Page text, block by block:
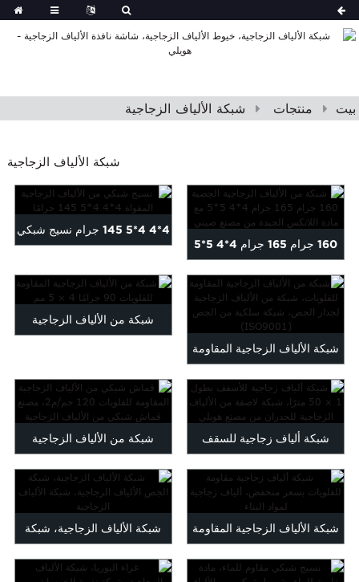
بيت منتجات شبكة الألياف الزجاجية
شبكة الألياف الزجاجية
160 جرام 165 جرام 4*4 5*5
شبكة من الألياف الزجاجية
الجصية مع ...
4*4 4*5 145 جرام نسيج شبكي
شبكة الألياف الزجاجية المقاومة
للقلويات
شبكة من الألياف الزجاجية
5 مم
شبكة ألياف زجاجية للسقف
1X50م، عصا ألياف زجاجية...
شبكة من الألياف الزجاجية
المقاومة للقلويات 120 جرام/م2
شبكة الألياف الزجاجية المقاومة
للقلويات منخفضة السعر،
شبكة الألياف الزجاجية، شبكة
الجص الألياف الزجاجية، شبكة